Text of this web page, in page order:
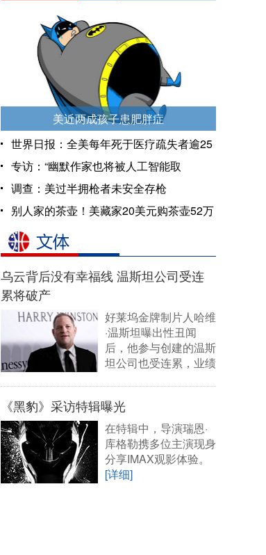
美近两成孩子患肥胖症
世界日报：全美每年死于医疗疏失者逾25
万人
专访：“幽默作家也将被人工智能取
代”——访《万物简史》作者比尔·布莱森
调查：美过半拥枪者未安全存枪
别人家的茶壶！美藏家20美元购茶壶52万
乌云背后没有幸福线 温斯坦公司受连
累将破产
好莱坞金牌制片人哈维
·温斯坦曝出性丑闻
后，他参与创建的温斯
坦公司也受连累，业绩
《黑豹》采访特辑曝光
在特辑中，导演瑞恩·
库格勒携多位主演现身
分享IMAX观影体验。
[详细]